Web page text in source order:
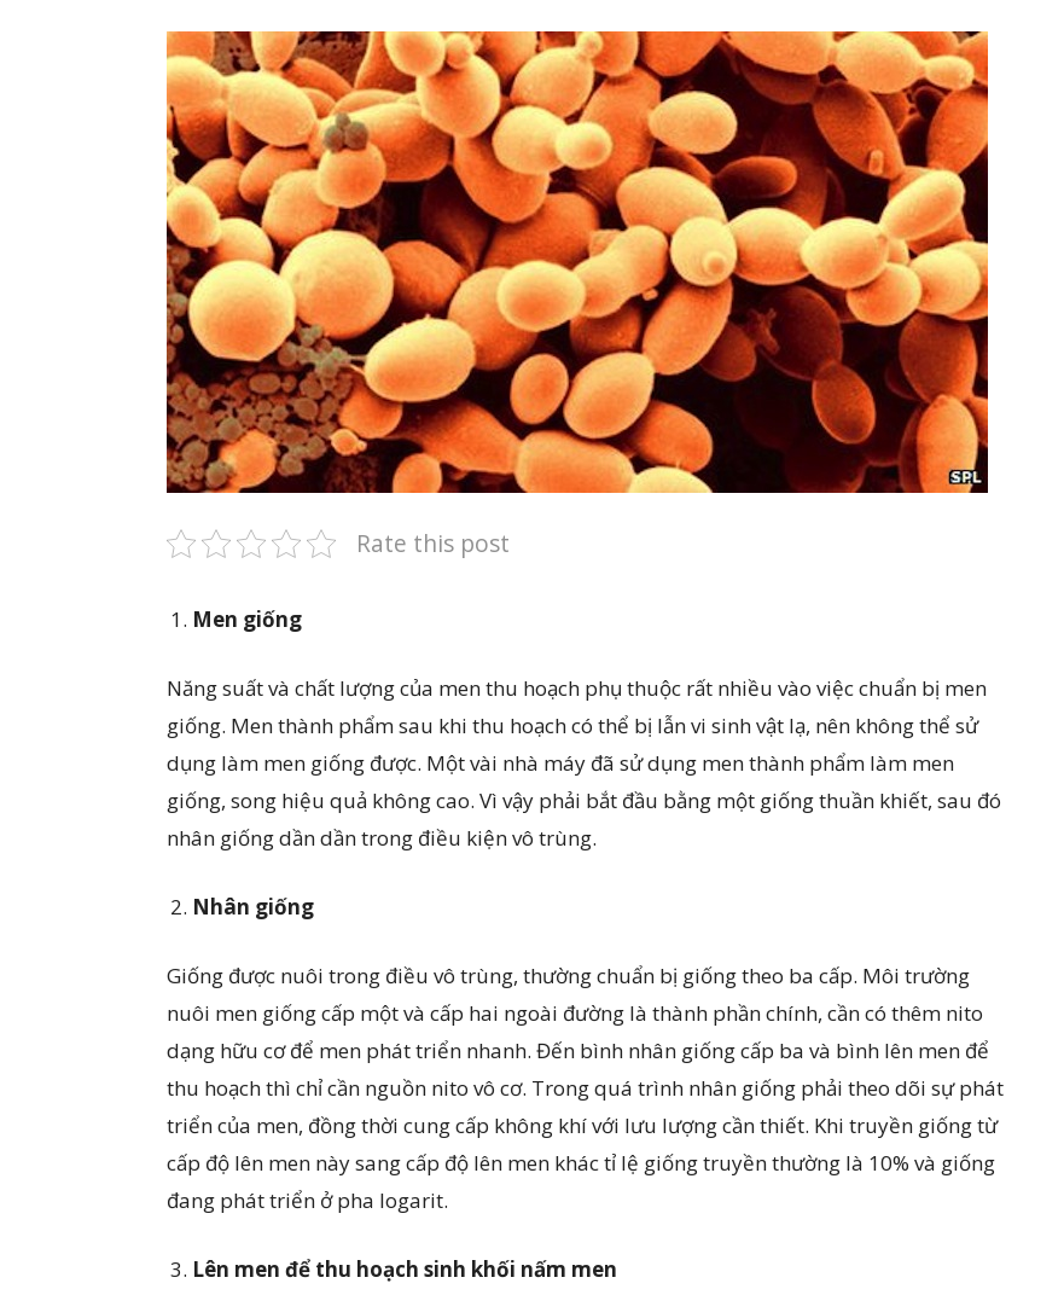
Rate this post
Men giống
Năng suất và chất lượng của men thu hoạch phụ thuộc rất nhiều vào việc chuẩn bị men
giống. Men thành phẩm sau khi thu hoạch có thể bị lẫn vi sinh vật lạ, nên không thể sử
dụng làm men giống được. Một vài nhà máy đã sử dụng men thành phẩm làm men
giống, song hiệu quả không cao. Vì vậy phải bắt đầu bằng một giống thuần khiết, sau đó
nhân giống dần dần trong điều kiện vô trùng.
Nhân giống
Giống được nuôi trong điều vô trùng, thường chuẩn bị giống theo ba cấp. Môi trường
nuôi men giống cấp một và cấp hai ngoài đường là thành phần chính, cần có thêm nito
dạng hữu cơ để men phát triển nhanh. Đến bình nhân giống cấp ba và bình lên men để
thu hoạch thì chỉ cần nguồn nito vô cơ. Trong quá trình nhân giống phải theo dõi sự phát
triển của men, đồng thời cung cấp không khí với lưu lượng cần thiết. Khi truyền giống từ
cấp độ lên men này sang cấp độ lên men khác tỉ lệ giống truyền thường là 10% và giống
đang phát triển ở pha logarit.
Lên men để thu hoạch sinh khối nấm men